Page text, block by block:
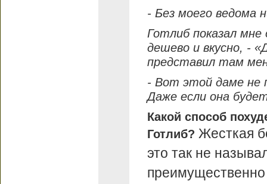
- Без моего ведома
Готлиб показал
дешево и вкусно, -
представил там
- Вот этой даме не
Даже если она
Какой способ
Готлиб? Жесткая
это так не